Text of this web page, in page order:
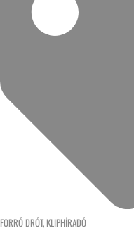
FORRÓ DRÓT, KLIPHÍRADÓ